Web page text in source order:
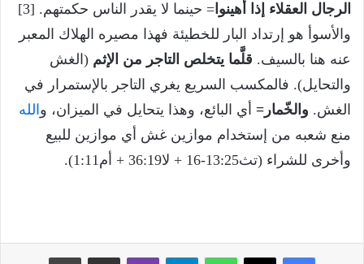
الرجال العقلاء إذا أهينوا
= حينما لا يقدر الناس حكمتهم. [3]
والأسوأ هو إرتداد البار للخطيئة فهذا مصيره الهلاك المعبر
عنه هنا بالسيف. قلَّما يتخلص التاجر من الإثم (الغش
والتحايل). فالمكسب السريع يغري التاجر بالإستمرار في
الغش. والخّمار= أي البائع، وهذا يتحايل في الميزان، و الله
منع شعبه من إستخدام موازين غش أي موازين للبيع
وأخرى للشراء (تث13:25-16 + لا36:19 + أم1:11).
فيسبوك‫X واتسابتيلقرامڤايبر مشاركة عبر البريد طباعة